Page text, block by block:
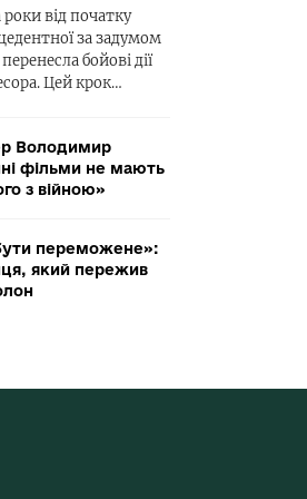
від початку
за задумом
бойові дії
Цей крок…
Володимир
фільми не мають
з війною»
переможене»:
який пережив